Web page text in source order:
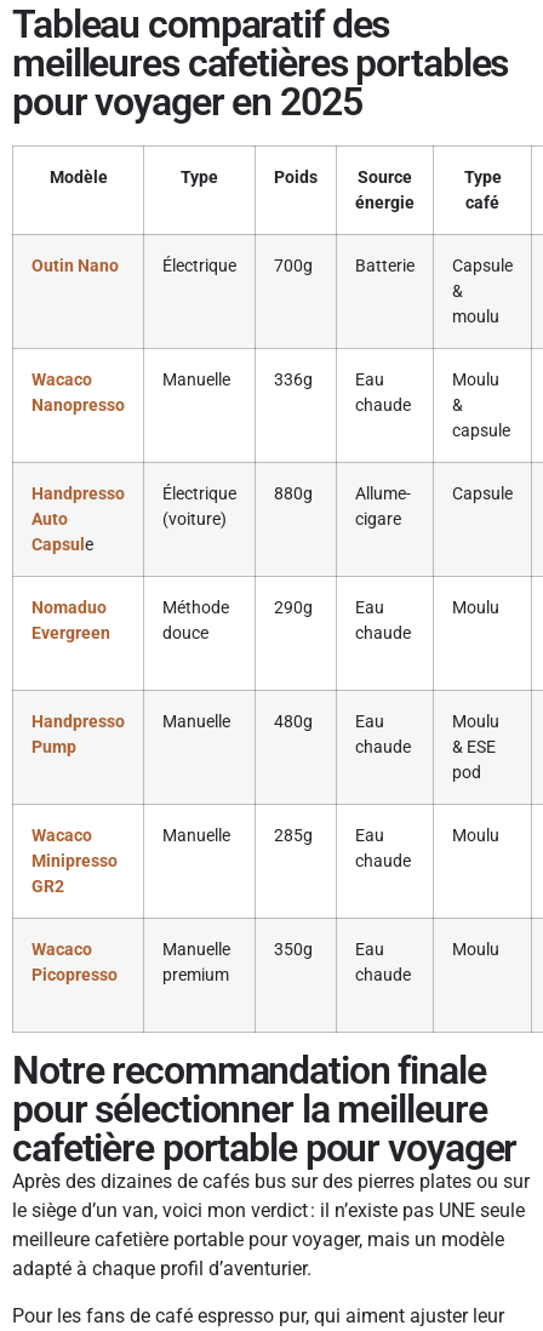
Tableau comparatif des
meilleures cafetières portables
pour voyager en 2025
Modèle Type Poids
Source
énergie
Type
café
Outin Nano Électrique 700g Batterie
Capsule
&
moulu
Wacaco
Nanopresso
Manuelle 336g
Eau
chaude
Moulu
&
capsule
Handpresso
Auto
Capsul e
Électrique
(voiture)
880g
Allume-
cigare
Capsule
Nomaduo
Evergreen
Méthode
douce
290g
Eau
chaude
Moulu
Handpresso
Pump
Manuelle 480g
Eau
chaude
Moulu
& ESE
pod
Wacaco
Minipresso
GR2
Manuelle 285g
Eau
chaude
Moulu
Wacaco
Picopresso
Manuelle
premium
350g
Eau
chaude
Moulu
Notre recommandation finale
pour sélectionner la meilleure
cafetière portable pour voyager
Après des dizaines de cafés bus sur des pierres plates ou sur
le siège d’un van, voici mon verdict : il n’existe pas UNE seule
meilleure cafetière portable pour voyager, mais un modèle
adapté à chaque profil d’aventurier.
Pour les fans de café espresso pur, qui aiment ajuster leur